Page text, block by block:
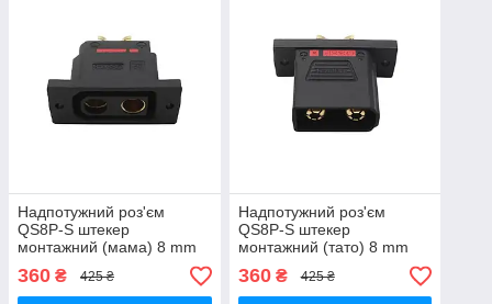
Надпотужний роз'єм
QS8P-S штекер
монтажний (мама) 8 mm
180 A max
360 ₴ 425 ₴
Надпотужний роз'єм
QS8P-S штекер
монтажний (тато) 8 mm
180 A max
360₴ 425 ₴